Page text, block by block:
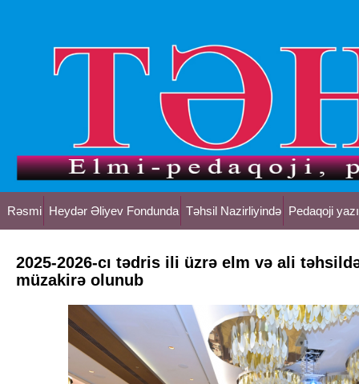
Rəsmi Heydər Əliyev Fondunda Təhsil Nazirliyində Pedaqoji
2025-2026-cı tədris ili üzrə elm və ali
müzakirə olunub